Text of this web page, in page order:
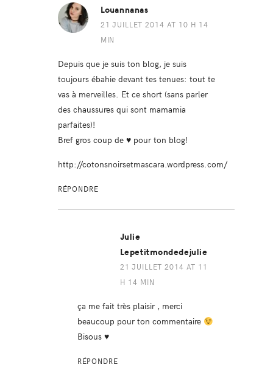
Louannanas
21 JUILLET 2014 AT 10 H 14
MIN
Depuis que je suis ton blog, je suis
toujours ébahie devant tes tenues: tout te
vas à merveilles. Et ce short (sans parler
des chaussures qui sont mamamia
parfaites)!
Bref gros coup de ♥ pour ton blog!
http://cotonsnoirsetmascara.wordpress.com/
RÉPONDRE
Julie
Lepetitmondedejulie
21 JUILLET 2014 AT 11
H 14 MIN
ça me fait très plaisir , merci
beaucoup pour ton commentaire
Bisous ♥
RÉPONDRE